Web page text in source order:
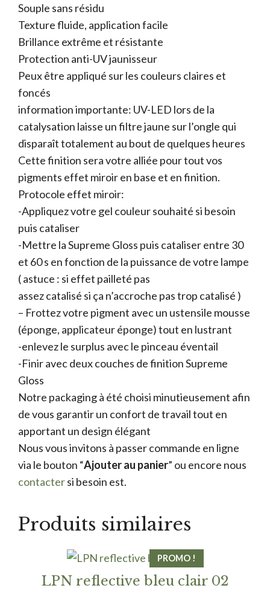
Souple sans résidu
Texture fluide, application facile
Brillance extrême et résistante
Protection anti-UV jaunisseur
Peux être appliqué sur les couleurs claires et
foncés
information importante: UV-LED lors de la
catalysation laisse un filtre jaune sur l’ongle qui
disparaît totalement au bout de quelques heures
Cette finition sera votre alliée pour tout vos
pigments effet miroir en base et en finition.
Protocole effet miroir:
-Appliquez votre gel couleur souhaité si besoin
puis cataliser
-Mettre la Supreme Gloss puis cataliser entre 30
et 60 s en fonction de la puissance de votre lampe
( astuce : si effet pailleté pas
assez catalisé si ça n’accroche pas trop catalisé )
– Frottez votre pigment avec un ustensile mousse
(éponge, applicateur éponge) tout en lustrant
-enlevez le surplus avec le pinceau éventail
-Finir avec deux couches de finition Supreme
Gloss
Notre packaging à été choisi minutieusement afin
de vous garantir un confort de travail tout en
apportant un design élégant
Nous vous invitons à passer commande en ligne
via le bouton “Ajouter au panier” ou encore nous
contactersi besoin est.
Produits similaires
PROMO !
LPN reflective bleu clair 02